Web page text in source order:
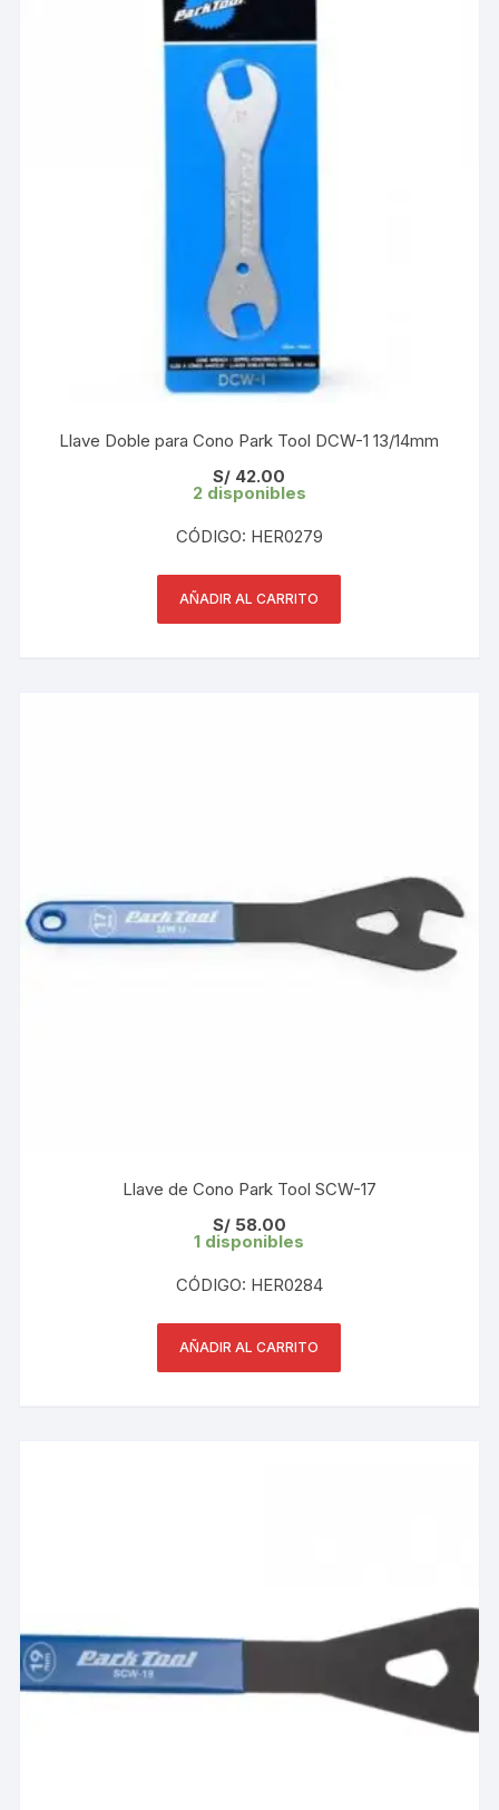
Llave Doble para Cono Park Tool DCW-1 13/14mm
S/ 42.00
2 disponibles
CÓDIGO: HER0279
AÑADIR AL CARRITO
Llave de Cono Park Tool SCW-17
S/58.00
1 disponibles
CÓDIGO: HER0284
AÑADIR AL CARRITO